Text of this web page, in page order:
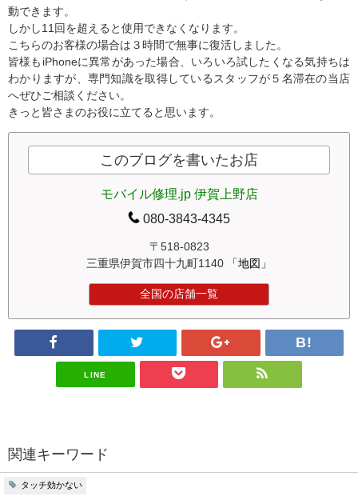
動できます。
しかし11回を超えると使用できなくなります。
こちらのお客様の場合は３時間で無事に復活しました。
皆様もiPhoneに異常があった場合、いろいろ試したくなる気持ちは
わかりますが、専門知識を取得しているスタッフが５名滞在の当店
へぜひご相談ください。
きっと皆さまのお役に立てると思います。
このブログを書いたお店
モバイル修理.jp 伊賀上野店
080-3843-4345
〒518-0823
三重県伊賀市四十九町1140
「地図」
全国の店舗一覧
LINE
関連キーワード
タッチ効かない